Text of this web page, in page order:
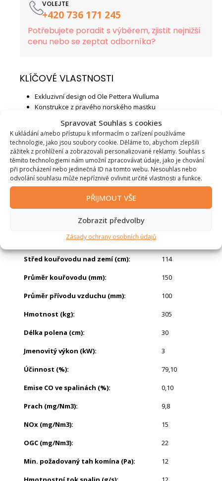
Spravovat Souhlas s cookies
K ukládání a/nebo přístupu k informacím o zařízení používáme
technologie, jako jsou soubory cookie. Děláme to, abychom zlepšili
zážitek z prohlížení a zobrazovali personalizované reklamy. Souhlas s
těmito technologiemi nám umožní zpracovávat údaje, jako je chování
při procházení nebo jedinečná ID na tomto webu. Nesouhlas nebo
odvolání souhlasu může nepříznivě ovlivnit určité vlastnosti a funkce.
PŘIJMOUT VŠE
Zobrazit předvolby
Zásady ochrany osobních údajů
VOLEJTE
+420 736 171 245
Potřebujete poradit s výběrem, zjistit nejnižší
cenu nebo se zeptat odborníka?
KLÍČOVÉ VLASTNOSTI
Exkluzivní design od Ole Pettera Wulluma
Konstrukce z pravého norského mastku
Zdravé sálavé teplo bez víření prachu
Vhodné pro moderní i nízkoenergetické domy
Vysoká účinnost a čisté spalování
Splňuje normu ECODESIGN
Doplňkové parametry
Střed kouřovodu nad zemí (cm): 114
Průměr kouřovodu (mm): 150
Průměr přívodu vzduchu (mm): 100
Hmotnost (kg): 305
Délka polena (cm): 30
Jmenovitý výkon (kW): 3
Účinnost (%): 79,10
Emise CO ve spalinách (%): 0,10
Prach (mg/Nm3): 9,8
NOx (mg/Nm3): 15
OGC (mg/Nm3): 22
Min. požadovaný tah komína (Pa): 12